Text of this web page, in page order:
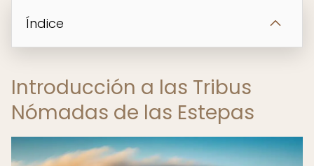
Índice
Introducción a las Tribus
Nómadas de las Estepas